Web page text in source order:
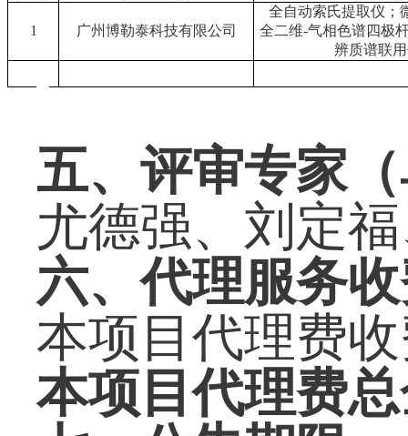
1 广州博勒泰科技有限公司
全自动索氏提取仪；
全二维-气相色谱四极
辨质谱联
五、评审专家
尤德强、刘定
六、代理服务
本项目代理费
本项目代理费